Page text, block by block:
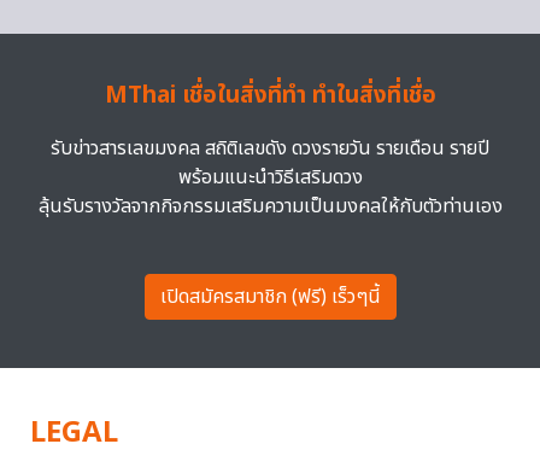
MThai เชื่อในสิ่งที่ทำ ทำในสิ่งที่เชื่อ
รับข่าวสารเลขมงคล สถิติเลขดัง ดวงรายวัน รายเดือน รายปี
พร้อมแนะนำวิธีเสริมดวง
ลุ้นรับรางวัลจากกิจกรรมเสริมความเป็นมงคลให้กับตัวท่านเอง
เปิดสมัครสมาชิก (ฟรี) เร็วๆนี้
LEGAL